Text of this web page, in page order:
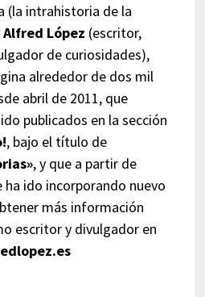
(la intrahistoria de la
Alfred López (escritor,
de curiosidades),
alrededor de dos mil
abril de 2011, que
publicados en la sección
, bajo el título de
, y que a partir de
ha ido incorporando nuevo
más información
escritor y divulgador en